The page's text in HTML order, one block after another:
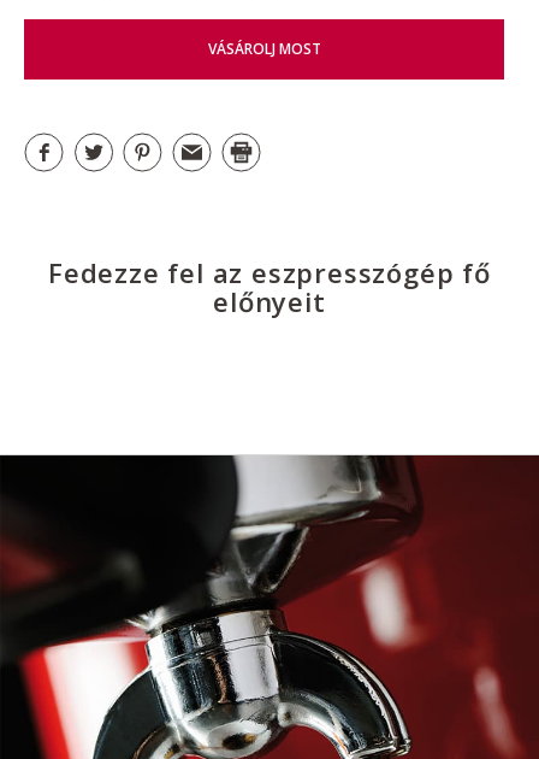
VÁSÁROLJ MOST
Fedezze fel az eszpresszógép fő
előnyeit